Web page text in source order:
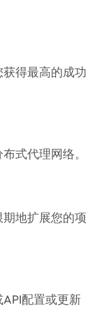
得最高的成功
式代理网络。
地扩展您的项
配置或更新